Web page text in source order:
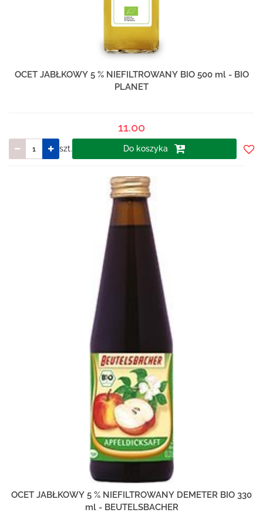
OCET JABŁKOWY 5 % NIEFILTROWANY BIO 500 ml - BIO
PLANET
11.00
szt. Do koszyka
OCET JABŁKOWY 5 % NIEFILTROWANY DEMETER BIO 330
ml - BEUTELSBACHER